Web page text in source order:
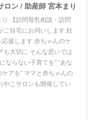
ロン / 助産師 宮本まり
【訪問母乳相談・訪問
ご自宅にお伺いします 妊
援します 赤ちゃんのケ
も大切に そんな思いでは
ならない子育てを” “あな
アを” ママと赤ちゃんの
やこサロンも開催してい